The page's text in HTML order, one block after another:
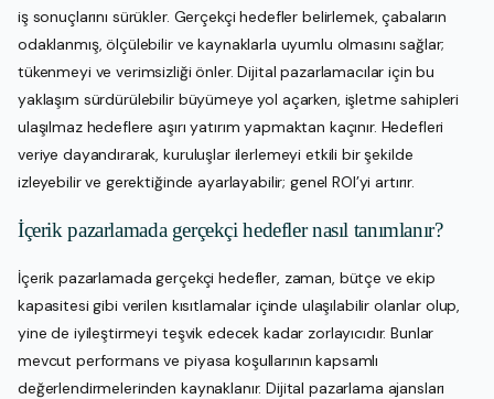
iş sonuçlarını sürükler. Gerçekçi hedefler belirlemek, çabaların
odaklanmış, ölçülebilir ve kaynaklarla uyumlu olmasını sağlar;
tükenmeyi ve verimsizliği önler. Dijital pazarlamacılar için bu
yaklaşım sürdürülebilir büyümeye yol açarken, işletme sahipleri
ulaşılmaz hedeflere aşırı yatırım yapmaktan kaçınır. Hedefleri
veriye dayandırarak, kuruluşlar ilerlemeyi etkili bir şekilde
izleyebilir ve gerektiğinde ayarlayabilir; genel ROI’yi artırır.
İçerik pazarlamada gerçekçi hedefler nasıl tanımlanır?
İçerik pazarlamada gerçekçi hedefler, zaman, bütçe ve ekip
kapasitesi gibi verilen kısıtlamalar içinde ulaşılabilir olanlar olup,
yine de iyileştirmeyi teşvik edecek kadar zorlayıcıdır. Bunlar
mevcut performans ve piyasa koşullarının kapsamlı
değerlendirmelerinden kaynaklanır. Dijital pazarlama ajansları